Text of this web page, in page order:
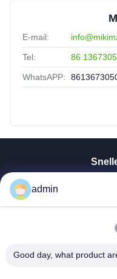
E-mail:
Tel: 86
WhatsAPP:
admin
Good day, what product